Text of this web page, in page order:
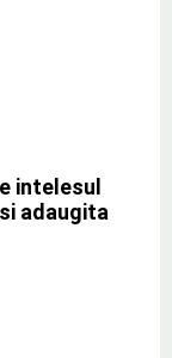
intelesul
adaugita